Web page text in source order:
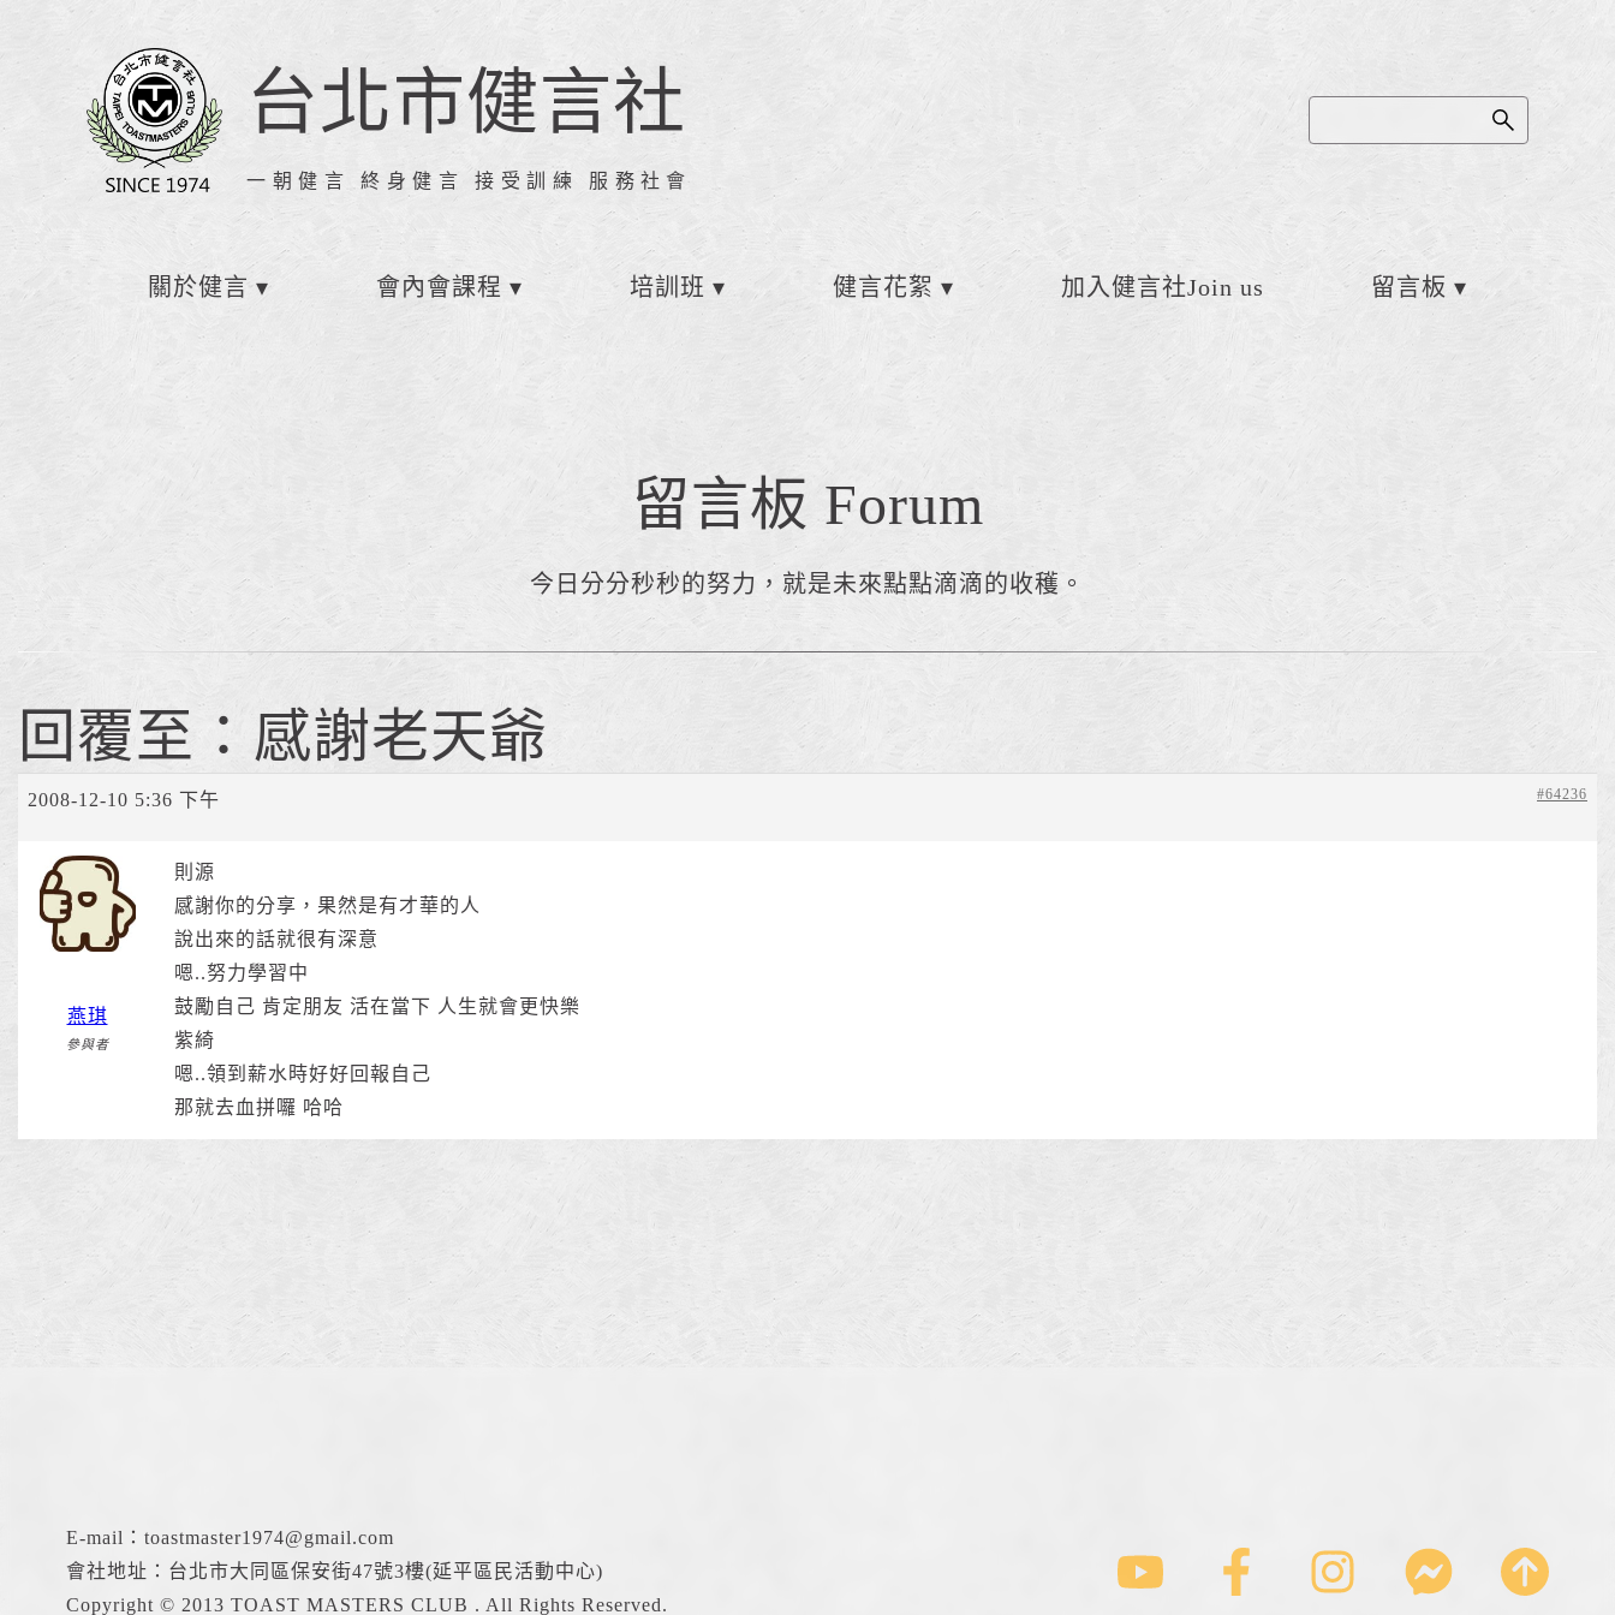
台北市健言社
一朝健言 終身健言 接受訓練 服務社會
關於健言 會內會課程 培訓班 健言花絮 加入健言社Join us 留言板
留言板 Forum
今日分分秒秒的努力，就是未來點點滴滴的收穫。
回覆至：感謝老天爺
2008-12-10 5:36 下午 #64236
燕琪
參與者
則源
感謝你的分享，果然是有才華的人
說出來的話就很有深意
嗯..努力學習中
鼓勵自己 肯定朋友 活在當下 人生就會更快樂
紫綺
嗯..領到薪水時好好回報自己
那就去血拼囉 哈哈
E-mail： toastmaster1974@gmail.com
會社地址：台北市大同區保安街47號3樓(延平區民活動中心)
Copyright © 2013 TOAST MASTERS CLUB . All Rights Reserved.